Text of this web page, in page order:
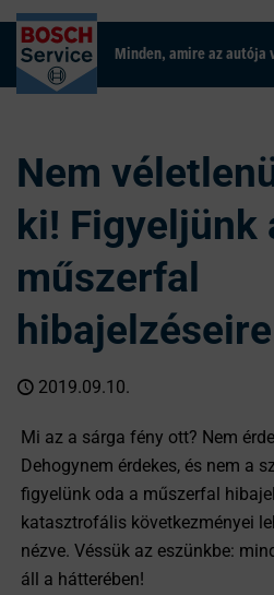
Minden, amire az autója
Nem
ki! Figyeljünk
műszerfal
2019.09.10.
Mi az a sárga fény ott? Nem
Dehogynem érdekes, és nem a
figyelünk oda a műszerfal
katasztrofális következményei
nézve. Véssük az eszünkbe:
áll a hátterében!